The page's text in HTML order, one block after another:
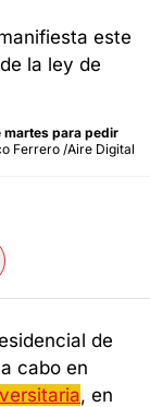
martes para pedir
Ferrero /Aire Digital
de
cabo en
, en